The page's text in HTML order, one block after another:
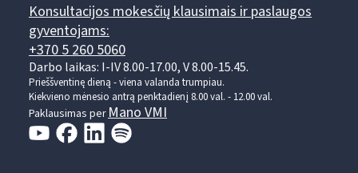
Konsultacijos mokesčių klausimais ir paslaugos
gyventojams:
+370 5 260 5060
Darbo laikas: I-IV 8.00-17.00, V 8.00-15.45.
Prieššventinę dieną - viena valanda trumpiau.
Kiekvieno mėnesio antrą penktadienį 8.00 val. - 12.00 val.
Paklausimas per Mano VMI